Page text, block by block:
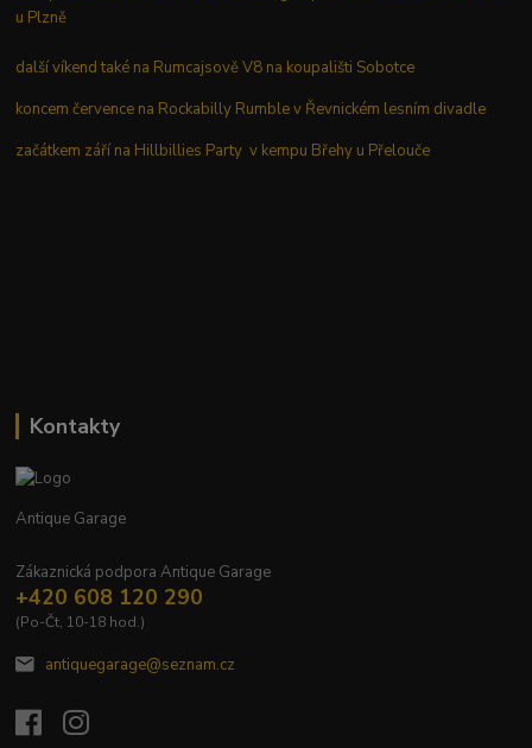
u Plzně
další víkend také na Rumcajsově V8 na koupališti Sobotce
koncem července na Rockabilly Rumble v Řevnickém lesním divadle
začátkem září na Hillbillies Party v kempu Břehy u Přelouče
Kontakty
Antique Garage
Zákaznická podpora Antique Garage
+420 608 120 290
(Po-Čt, 10-18 hod.)
antiquegarage@seznam.cz